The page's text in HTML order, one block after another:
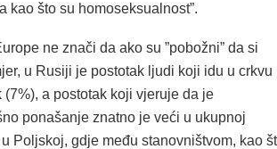
kao što su homoseksualnost”.
ne znači da ako su ”pobožni” da si
u Rusiji je postotak ljudi koji idu u crkvu
a postotak koji vjeruje da je
ponašanje znatno je veći u ukupnoj
Poljskoj, gdje među stanovništvom, kao